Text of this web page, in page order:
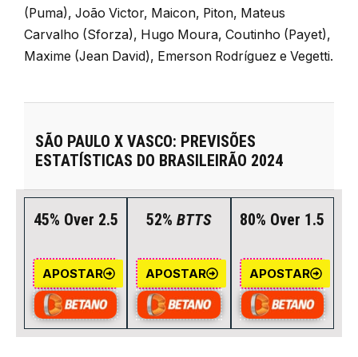
(Puma), João Victor, Maicon, Piton, Mateus
Carvalho (Sforza), Hugo Moura, Coutinho (Payet),
Maxime (Jean David), Emerson Rodríguez e Vegetti.
SÃO PAULO X VASCO: PREVISÕES
ESTATÍSTICAS DO BRASILEIRÃO 2024
45% Over 2.5
APOSTAR
52%BTTS
APOSTAR
80% Over 1.5
APOSTAR